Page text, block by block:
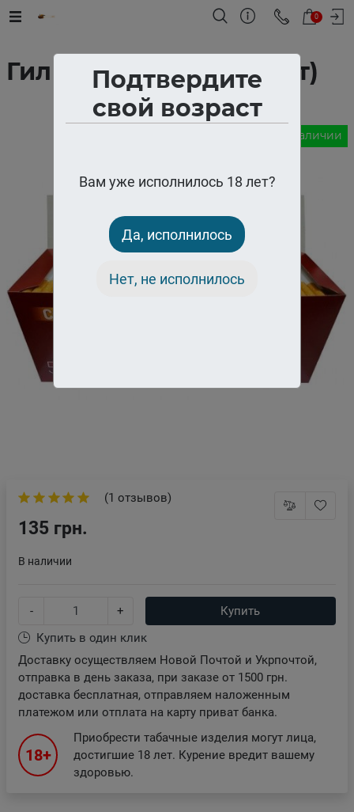
Подтвердите
свой возраст
Вам уже исполнилось 18 лет?
Да, исполнилось
Нет, не исполнилось
0
Гильзы Fire Box (500 шт)
В наличии
(1 отзывов)
135 грн.
В наличии
- +
Купить
Купить в один клик
Доставку осуществляем Новой Почтой и Укрпочтой,
отправка в день заказа, при заказе от 1500 грн.
доставка бесплатная, отправляем наложенным
платежом или отплата на карту приват банка.
18+
Приобрести табачные изделия могут лица,
достигшие 18 лет. Курение вредит вашему
здоровью.